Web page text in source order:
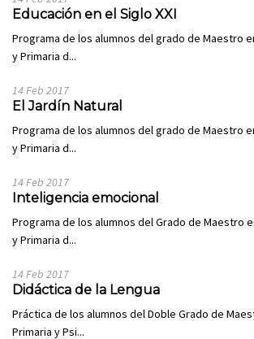
Educación en el Siglo XXI
Programa de los alumnos del grado de Maestro
y Primaria d...
14 Feb 2017
El Jardín Natural
Programa de los alumnos del grado de Maestro
y Primaria d...
14 Feb 2017
Inteligencia emocional
Programa de los alumnos del Grado de Maestro
y Primaria d...
14 Feb 2017
Didáctica de la Lengua
Práctica de los alumnos del Doble Grado de
Primaria y Psi...